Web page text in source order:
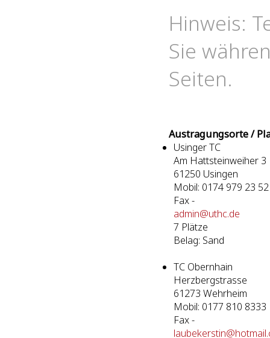
Hinweis:
Sie
Seiten.
Austragungsorte /
Usinger TC
Am Hattsteinweiher 3
61250 Usingen
Mobil: 0174 979 23 52
Fax -
admin@uthc.de
7 Plätze
Belag: Sand
TC Obernhain
Herzbergstrasse
61273 Wehrheim
Mobil: 0177 810 8333
Fax -